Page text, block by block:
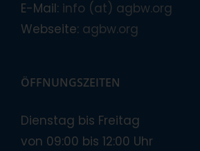
E-Mail: info (at) agbw.org
Webseite: agbw.org
ÖFFNUNGSZEITEN
Dienstag bis Freitag
von 09:00 bis 12:00 Uhr